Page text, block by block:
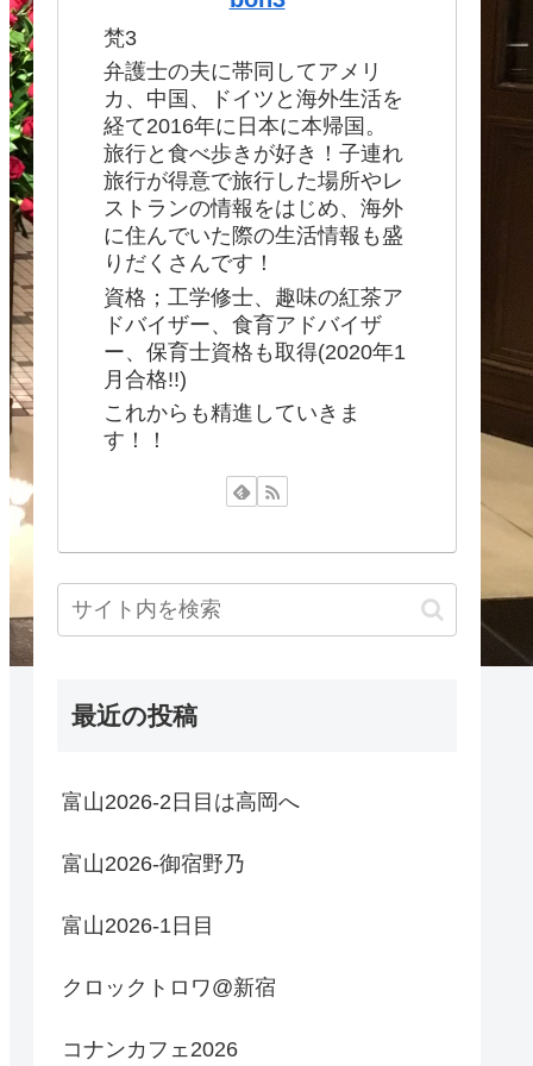
梵3
弁護士の夫に帯同してアメリ
カ、中国、ドイツと海外生活を
経て2016年に日本に本帰国。
旅行と食べ歩きが好き！子連れ
旅行が得意で旅行した場所やレ
ストランの情報をはじめ、海外
に住んでいた際の生活情報も盛
りだくさんです！
資格；工学修士、趣味の紅茶ア
ドバイザー、食育アドバイザ
ー、保育士資格も取得(2020年1
月合格!!)
これからも精進していきま
す！！
最近の投稿
富山2026-2日目は高岡へ
富山2026-御宿野乃
富山2026-1日目
クロックトロワ@新宿
コナンカフェ2026